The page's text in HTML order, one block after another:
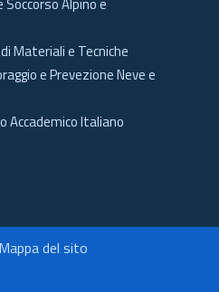
Soccorso Alpino e
Materiali e Tecniche
e Prevezione Neve e
Accademico Italiano
Mappa del sito